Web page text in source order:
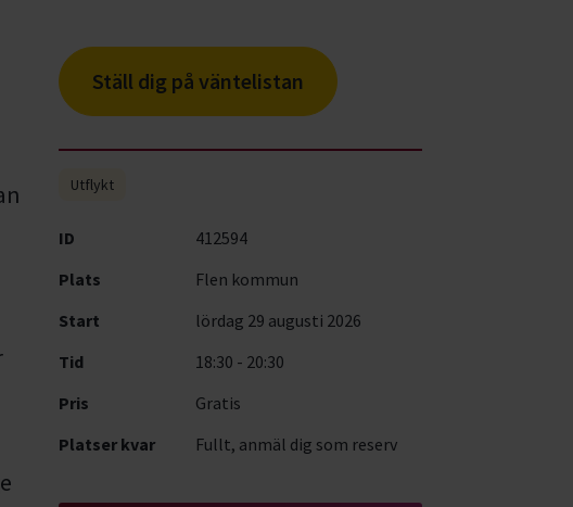
Ställ dig på väntelistan
Utflykt
ID
412594
Plats
Flen kommun
Start
lördag 29 augusti 2026
Tid
18:30 - 20:30
Pris
Gratis
Platser kvar
Fullt, anmäl dig som reserv